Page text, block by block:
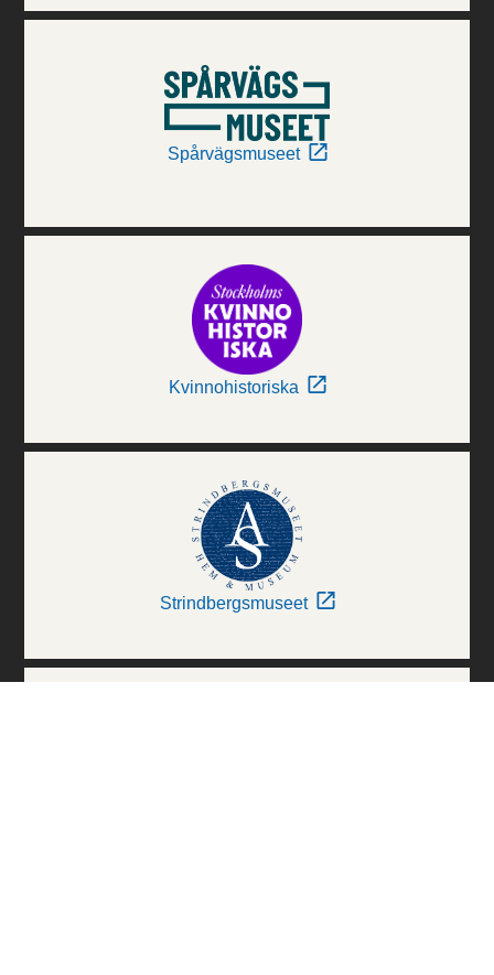
Spårvägsmuseet
Kvinnohistoriska
Strindbergsmuseet